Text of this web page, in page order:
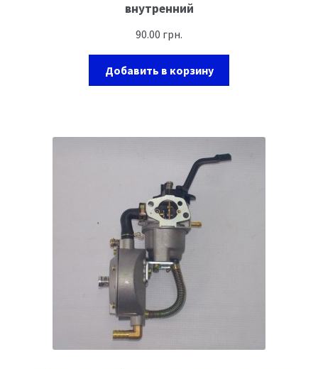
внутренний
90.00 грн.
Добавить в корзину